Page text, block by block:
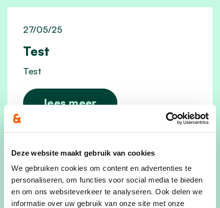
Deze website maakt gebruik van cookies
We gebruiken cookies om content en advertenties te
personaliseren, om functies voor social media te bieden
en om ons websiteverkeer te analyseren. Ook delen we
informatie over uw gebruik van onze site met onze
Test
27/05/25
Test
lees meer